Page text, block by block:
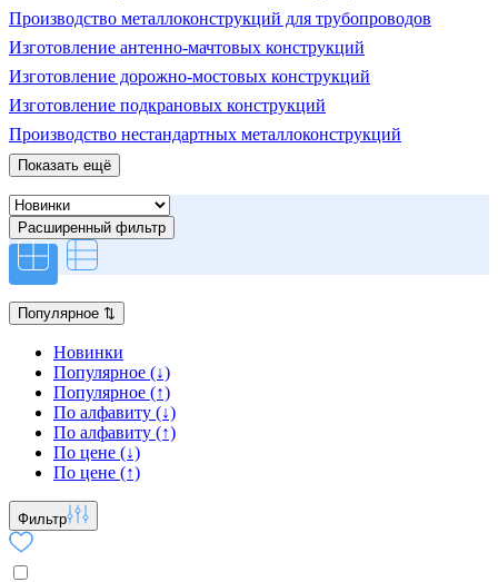
Производство металлоконструкций для трубопроводов
Изготовление антенно-мачтовых конструкций
Изготовление дорожно-мостовых конструкций
Изготовление подкрановых конструкций
Производство нестандартных металлоконструкций
Показать ещё
Расширенный фильтр
Популярное ⇅
Новинки
Популярное (↓)
Популярное (↑)
По алфавиту (↓)
По алфавиту (↑)
По цене (↓)
По цене (↑)
Фильтр